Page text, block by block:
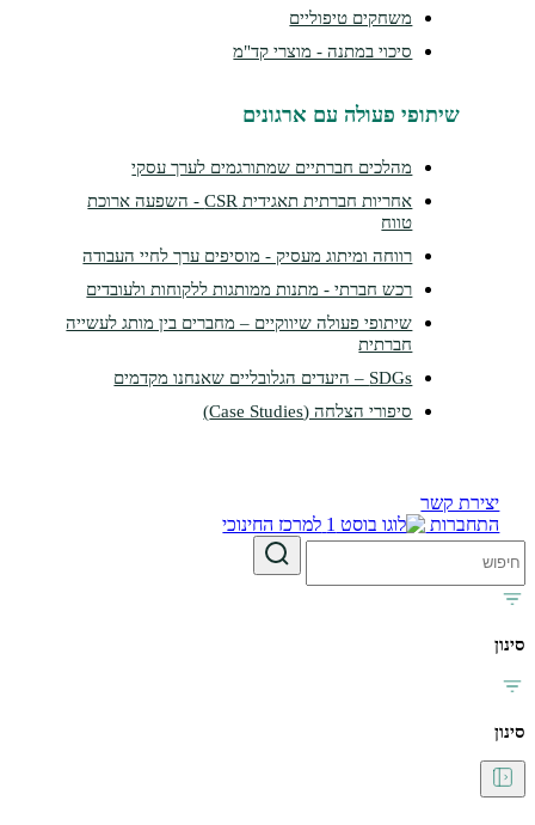
משחקים טיפוליים
סיכוי במתנה - מוצרי קד"מ
שיתופי פעולה עם ארגונים
מהלכים חברתיים שמתורגמים לערך עסקי
אחריות חברתית תאגידית CSR - השפעה ארוכת
רווחה ומיתוג מעסיק - מוסיפים ערך לחיי העבודה
רכש חברתי - מתנות ממותגות ללקוחות ולעובדים
שיתופי פעולה שיווקיים – מחברים בין מותג לעשייה
חברתית
SDGs – היעדים הגלובליים שאנחנו מקדמים
סיפורי הצלחה (Case Studies)
קשר
למרכז החינוכי